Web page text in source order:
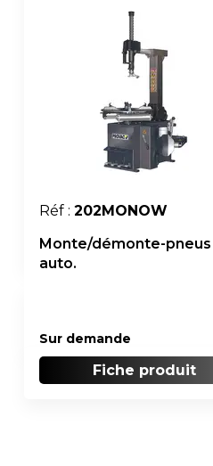
Réf : 202MONOW
Monte/démonte-pneus
auto.
Sur demande
Fiche produit